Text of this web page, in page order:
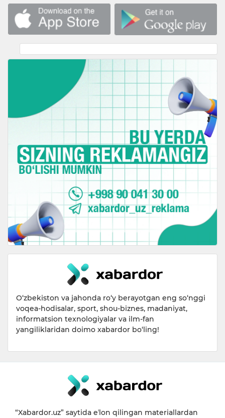
O‘zbekiston va jahonda ro‘y berayotgan eng so‘nggi
voqea-hodisalar, sport, shou-biznes, madaniyat,
informatsion texnologiyalar va ilm-fan
yangiliklaridan doimo xabardor bo‘ling!
“Xabardor.uz” saytida eʼlon qilingan materiallardan